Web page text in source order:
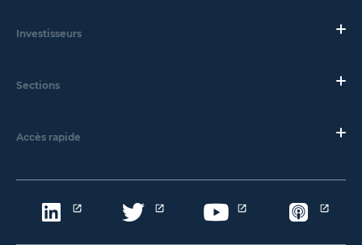
Investisseurs
Sections
Accès rapide